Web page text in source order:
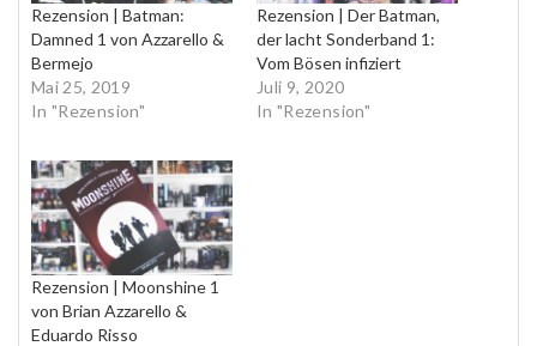
Rezension | Batman:
Damned 1 von Azzarello &
Bermejo
Mai 25, 2019
In "Rezension"
Rezension | Der Batman,
der lacht Sonderband 1:
Vom Bösen infiziert
Juli 9, 2020
In "Rezension"
Rezension | Moonshine 1
von Brian Azzarello &
Eduardo Risso